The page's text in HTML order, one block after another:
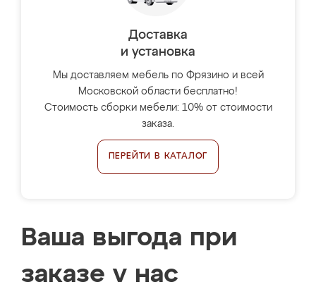
Доставка
и установка
Мы доставляем мебель по Фрязино и всей
Московской области бесплатно!
Стоимость сборки мебели: 10% от стоимости
заказа.
ПЕРЕЙТИ В КАТАЛОГ
Ваша выгода при
заказе у нас